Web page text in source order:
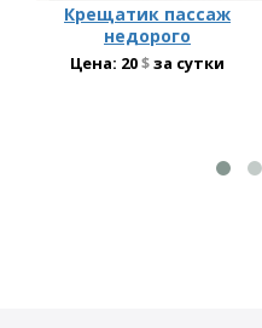
Крещатик пассаж
недорого
Цена: 20$за сутки